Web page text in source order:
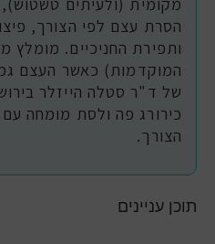
מקומית (ולעיתים
הסרת עצם לפי הצורך,
המוקדמות) כאשר העצם
של ד"ר סטלה הייזלר
הצורך.
תוכן עניינים